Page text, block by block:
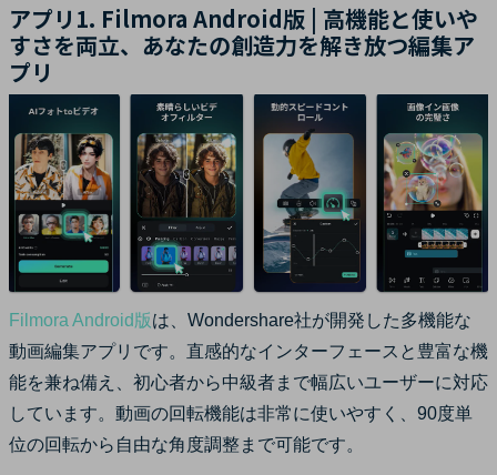
アプリ1. Filmora Android版 | 高機能と使いや
すさを両立、あなたの創造力を解き放つ編集ア
プリ
Filmora Android版は、Wondershare社が開発した多機能な
動画編集アプリです。直感的なインターフェースと豊富な機
能を兼ね備え、初心者から中級者まで幅広いユーザーに対応
しています。動画の回転機能は非常に使いやすく、90度単
位の回転から自由な角度調整まで可能です。